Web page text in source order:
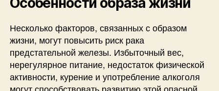
Несколько факторов, связанных с образом
жизни, могут повысить риск рака
предстательной железы. Избыточный вес,
нерегулярное питание, недостаток физической
активности, курение и употребление алкоголя
могут способствовать развитию этой опасной